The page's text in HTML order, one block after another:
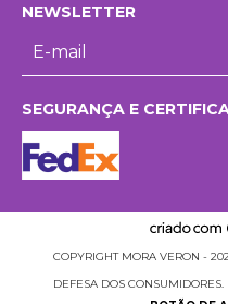
NEWSLETTER
SEGURANÇA E
COPYRIGHT MORA VERON -
DEFESA DOS